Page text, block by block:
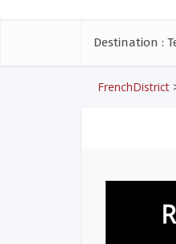
Destination :
FrenchDistrict